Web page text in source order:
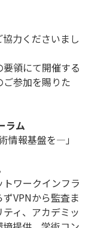
力くださいまし
領にて開催する
参加を賜りた
ラム
情報基盤を―」
ワークインフラ
VPNから監査ま
ィ、アカデミッ